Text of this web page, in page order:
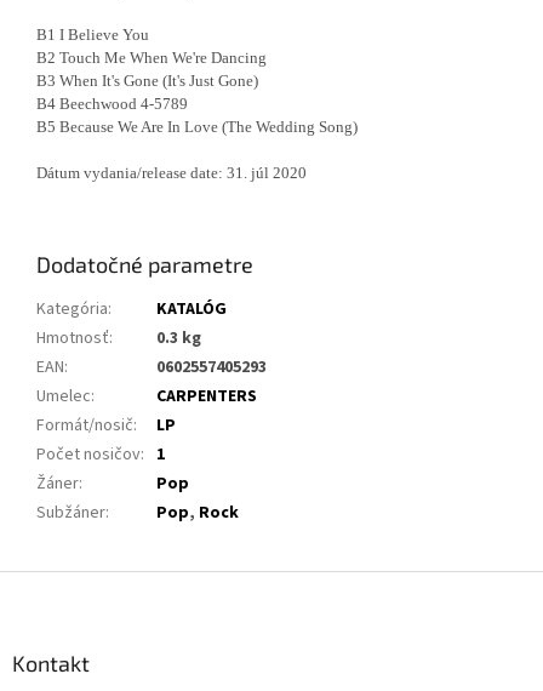
B1 I Believe You
B2 Touch Me When We're Dancing
B3 When It's Gone (It's Just Gone)
B4 Beechwood 4-5789
B5 Because We Are In Love (The Wedding Song)
Dátum vydania/release date: 31. júl 2020
Dodatočné parametre
Kategória:
KATALÓG
Hmotnosť:
0.3 kg
EAN:
0602557405293
Umelec:
CARPENTERS
Formát/nosič:
LP
Počet nosičov: 1
Žáner:
Pop
Subžáner: Pop, Rock
Kontakt